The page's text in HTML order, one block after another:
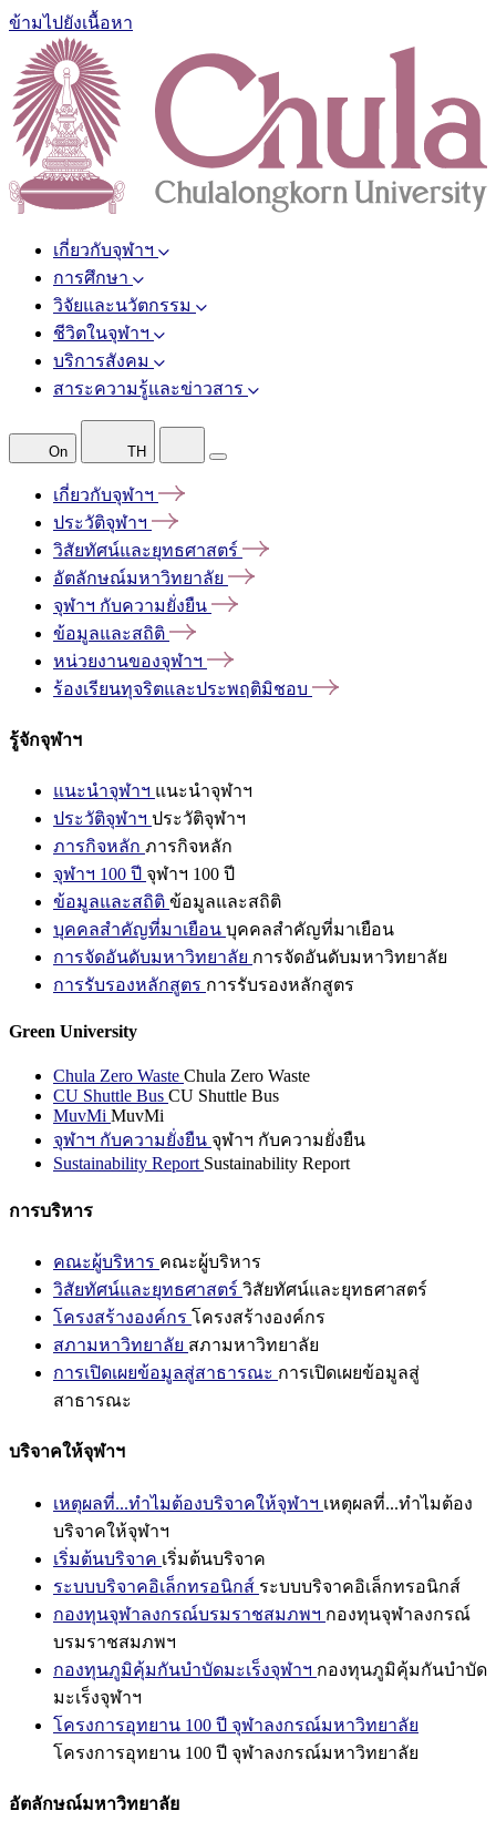
ข้ามไปยังเนื้อหา
เกี่ยวกับจุฬาฯ
การศึกษา
วิจัยและนวัตกรรม
ชีวิตในจุฬาฯ
บริการสังคม
สาระความรู้และข่าวสาร
On TH
เกี่ยวกับจุฬาฯ
ประวัติจุฬาฯ
วิสัยทัศน์และยุทธศาสตร์
อัตลักษณ์มหาวิทยาลัย
จุฬาฯ กับความยั่งยืน
ข้อมูลและสถิติ
หน่วยงานของจุฬาฯ
ร้องเรียนทุจริตและประพฤติมิชอบ
รู้จักจุฬาฯ
แนะนำจุฬาฯ แนะนำจุฬาฯ
ประวัติจุฬาฯ ประวัติจุฬาฯ
ภารกิจหลัก ภารกิจหลัก
จุฬาฯ 100 ปี จุฬาฯ 100 ปี
ข้อมูลและสถิติ ข้อมูลและสถิติ
บุคคลสำคัญที่มาเยือน บุคคลสำคัญที่มาเยือน
การจัดอันดับมหาวิทยาลัย การจัดอันดับมหาวิทยาลัย
การรับรองหลักสูตร การรับรองหลักสูตร
Green University
Chula Zero Waste Chula Zero Waste
CU Shuttle Bus CU Shuttle Bus
MuvMi MuvMi
จุฬาฯ กับความยั่งยืน จุฬาฯ กับความยั่งยืน
Sustainability Report Sustainability Report
การบริหาร
คณะผู้บริหาร คณะผู้บริหาร
วิสัยทัศน์และยุทธศาสตร์ วิสัยทัศน์และยุทธศาสตร์
โครงสร้างองค์กร โครงสร้างองค์กร
สภามหาวิทยาลัย สภามหาวิทยาลัย
การเปิดเผยข้อมูลสู่สาธารณะ การเปิดเผยข้อมูลสู่
สาธารณะ
บริจาคให้จุฬาฯ
เหตุผลที่...ทำไมต้องบริจาคให้จุฬาฯ เหตุผลที่...ทำไมต้อง
บริจาคให้จุฬาฯ
เริ่มต้นบริจาค เริ่มต้นบริจาค
ระบบบริจาคอิเล็กทรอนิกส์ ระบบบริจาคอิเล็กทรอนิกส์
กองทุนจุฬาลงกรณ์บรมราชสมภพฯ กองทุนจุฬาลงกรณ์
บรมราชสมภพฯ
กองทุนภูมิคุ้มกันบำบัดมะเร็งจุฬาฯ กองทุนภูมิคุ้มกันบำบัด
มะเร็งจุฬาฯ
โครงการอุทยาน 100 ปี จุฬาลงกรณ์มหาวิทยาลัย
โครงการอุทยาน 100 ปี จุฬาลงกรณ์มหาวิทยาลัย
อัตลักษณ์มหาวิทยาลัย